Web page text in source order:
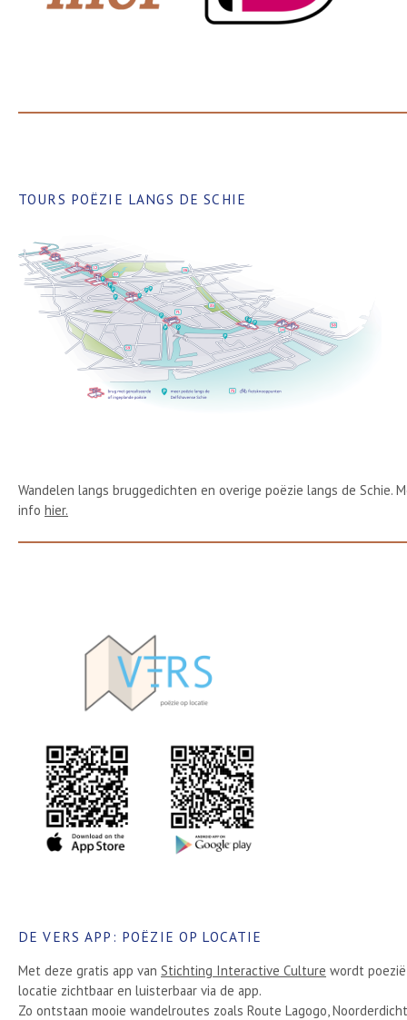
TOURS POËZIE LANGS DE SCHIE
Wandelen langs bruggedichten en overige poëzie langs de Schie.
info hier.
DE VERS APP: POËZIE OP LOCATIE
Met deze gratis app van Stichting Interactive Culture wordt
locatie zichtbaar en luisterbaar via de app.
Zo ontstaan mooie wandelroutes zoals Route Lagogo,